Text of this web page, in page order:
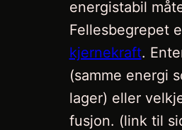
energistabil
Fellesbegrepet
kjernekraft.
(samme energi
lager) eller
fusjon. (link til